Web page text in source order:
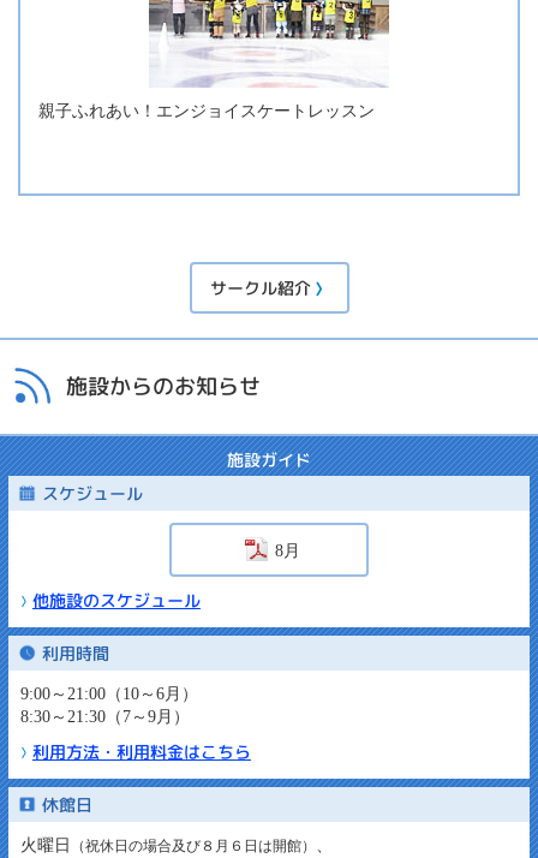
親子ふれあい！エンジョイスケートレッスン
サークル紹介
施設からのお知らせ
施設ガイド
スケジュール
8月
他施設のスケジュール
利用時間
9:00～21:00（10～6月）
8:30～21:30（7～9月）
利用方法・利用料金はこちら
休館日
火曜日 （祝休日の場合及び８月６日は開館） 、